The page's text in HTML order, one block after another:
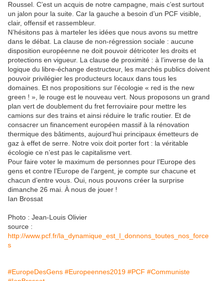
Roussel. C’est un acquis de notre campagne, mais c’est surtout
un jalon pour la suite. Car la gauche a besoin d’un PCF visible,
clair, offensif et rassembleur.
N’hésitons pas à marteler les idées que nous avons su mettre
dans le débat. La clause de non-régression sociale : aucune
disposition européenne ne doit pouvoir détricoter les droits et
protections en vigueur. La clause de proximité : à l’inverse de la
logique du libre-échange destructeur, les marchés publics doivent
pouvoir privilégier les producteurs locaux dans tous les
domaines. Et nos propositions sur l’écologie « red is the new
green ! », le rouge est le nouveau vert. Nous proposons un grand
plan vert de doublement du fret ferroviaire pour mettre les
camions sur des trains et ainsi réduire le trafic routier. Et de
consacrer un financement européen massif à la rénovation
thermique des bâtiments, aujourd’hui principaux émetteurs de
gaz à effet de serre. Notre voix doit porter fort : la véritable
écologie ce n’est pas le capitalisme vert.
Pour faire voter le maximum de personnes pour l’Europe des
gens et contre l’Europe de l’argent, je compte sur chacune et
chacun d’entre vous. Oui, nous pouvons créer la surprise
dimanche 26 mai. À nous de jouer !
Ian Brossat
Photo : Jean-Louis Olivier
source :
http://www.pcf.fr/la_dynamique_est_l_donnons_toutes_nos_force
s
#EuropeDesGens #Europeennes2019 #PCF #Communiste